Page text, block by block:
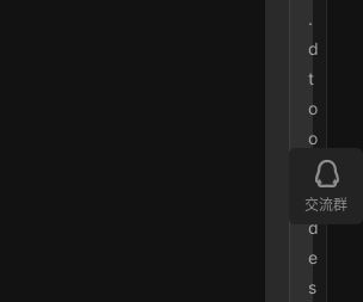
.
d
t
o
o
.
d
e
s
交流群